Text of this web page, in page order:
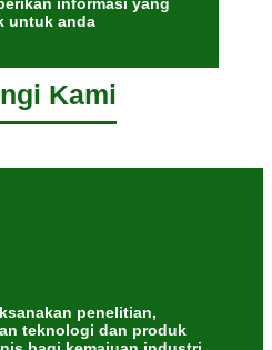
untuk anda
Kami
penelitian,
teknologi dan produk